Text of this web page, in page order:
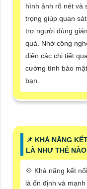
hình ảnh rõ nét và
trọng giúp quan
trợ người dùng
quả. Nhờ công
diện các chi tiết
cường tính bảo
bạn.
📌 KHẢ NĂNG
LÀ NHƯ THẾ
💠 Khả năng kết
là ổn định và